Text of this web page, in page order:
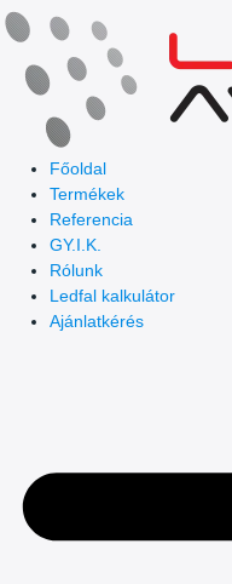
Skip
to
content
Főoldal
Termékek
Referencia
GY.I.K.
Rólunk
Ledfal kalkulátor
Ajánlatkérés